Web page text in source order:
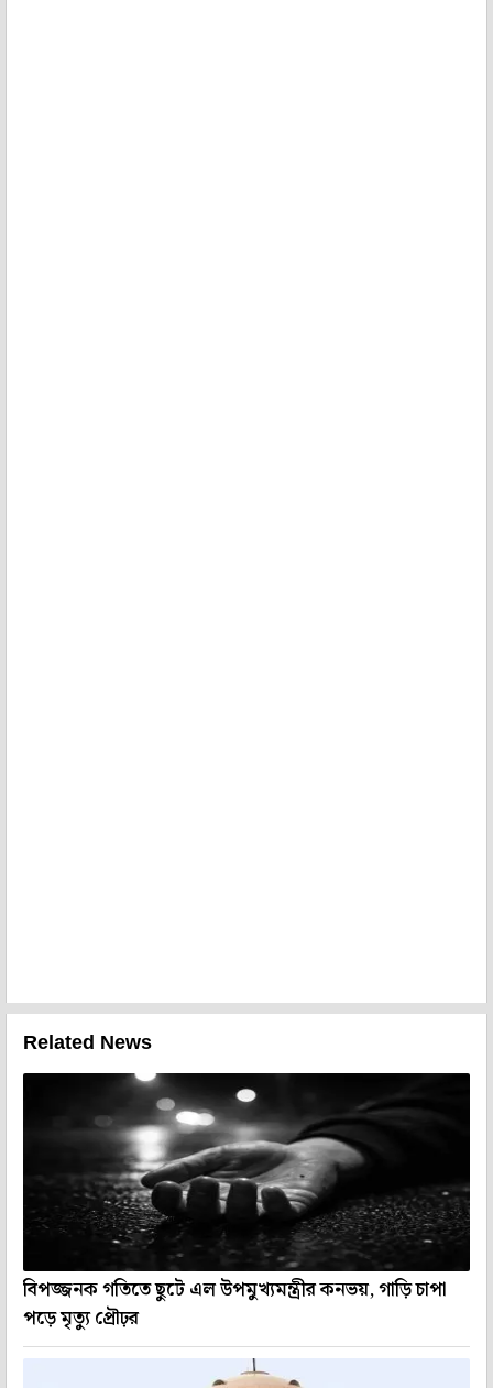
Related News
বিপজ্জনক গতিতে ছুটে এল উপমুখ্যমন্ত্রীর কনভয়, গাড়ি চাপা
পড়ে মৃত্যু প্রৌঢ়র